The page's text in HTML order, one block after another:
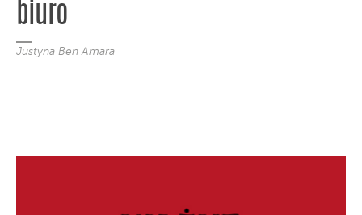
biuro
Justyna Ben Amara